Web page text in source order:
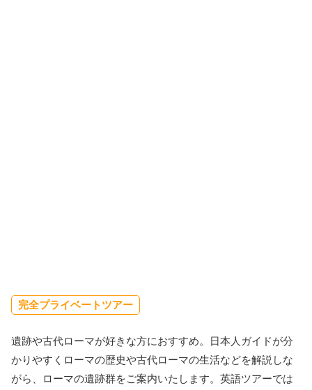
完全プライベートツアー
遺跡や古代ローマが好きな方におすすめ。日本人ガイドが分
かりやすくローマの歴史や古代ローマの生活などを解説しな
がら、ローマの遺跡群をご案内いたします。英語ツアーでは